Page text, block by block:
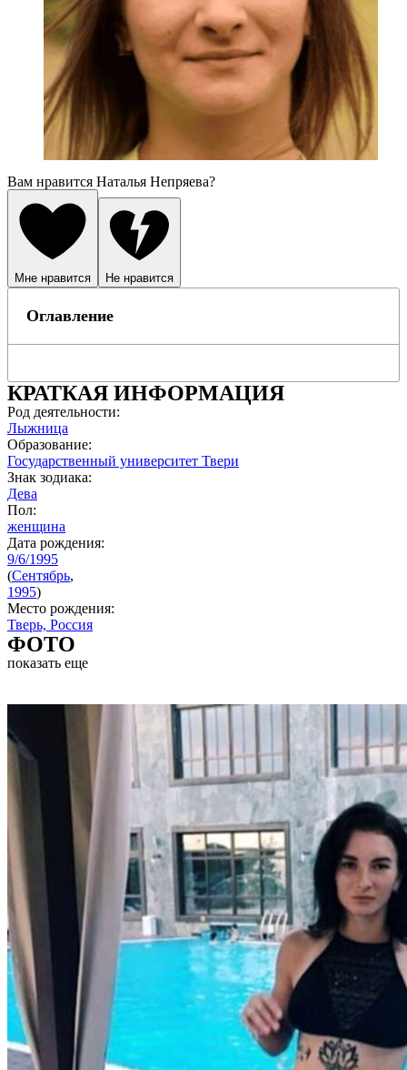
Вам нравится Наталья Непряева?
Мне нравится Не нравится
Оглавление
КРАТКАЯ ИНФОРМАЦИЯ
Род деятельности:
Лыжница
Образование:
Государственный университет Твери
Знак зодиака:
Дева
Пол:
женщина
Дата рождения:
9/6/1995
(Сентябрь,
1995)
Место рождения:
Тверь, Россия
ФОТО
показать еще